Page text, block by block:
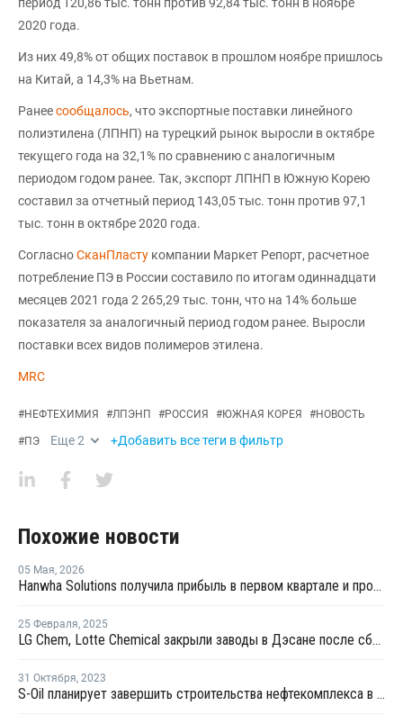
2020 года.
Из них 49,8% от общих поставок в прошлом ноябре пришлось
на Китай, а 14,3% на Вьетнам.
Ранеесообщалось, что экспортные поставки линейного
полиэтилена (ЛПНП) на турецкий рынок выросли в октябре
текущего года на 32,1% по сравнению с аналогичным
периодом годом ранее. Так, экспорт ЛПНП в Южную Корею
составил за отчетный период 143,05 тыс. тонн против 97,1
тыс. тонн в октябре 2020 года.
СогласноСканПласту компании Маркет Репорт, расчетное
потребление ПЭ в России составило по итогам одиннадцати
месяцев 2021 года 2 265,29 тыс. тонн, что на 14% больше
показателя за аналогичный период годом ранее. Выросли
поставки всех видов полимеров этилена.
MRC
#НЕФТЕХИМИЯ #ЛПЭНП #РОССИЯ #ЮЖНАЯ КОРЕЯ #НОВОСТЬ
#ПЭ Еще2 +Добавить все теги в фильтр
Похожие новости
05 Мая, 2026
Hanwha Solutions получила прибыль в первом квартале и прогнозирует рост прибыли далее
25 Февраля, 2025
LG Chem, Lotte Chemical закрыли заводы в Дэсане после сбоя подачи электроэнергии
31 Октября, 2023
S-Oil планирует завершить строительства нефтекомплекса в Ульсане в 2026 году